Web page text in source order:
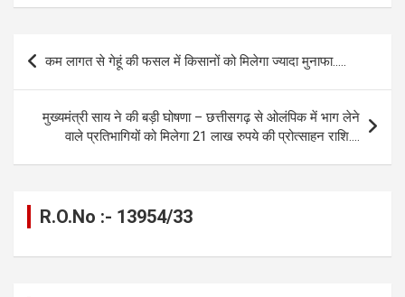
ce
o
o
k
se
n
g
er
at
s
A
p
p
e
gr
a
m
ail py
n
k
ar
Post
navigation
कम लागत से गेहूं की फसल में किसानों को मिलेगा ज्यादा मुनाफा…..
मुख्यमंत्री साय ने की बड़ी घोषणा – छत्तीसगढ़ से ओलंपिक में भाग लेने
वाले प्रतिभागियों को मिलेगा 21 लाख रुपये की प्रोत्साहन राशि….
R.O.No :- 13954/33